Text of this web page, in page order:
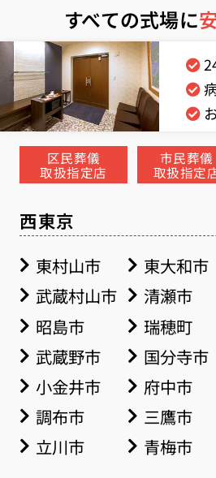
すべての式場に
区民葬儀
取扱指定店
市民葬儀
取扱指定
西東京
東村山市 東大和市
武蔵村山市
清瀬市
昭島市
瑞穂町
武蔵野市
国分寺市
小金井市
府中市
調布市
三鷹市
立川市
青梅市